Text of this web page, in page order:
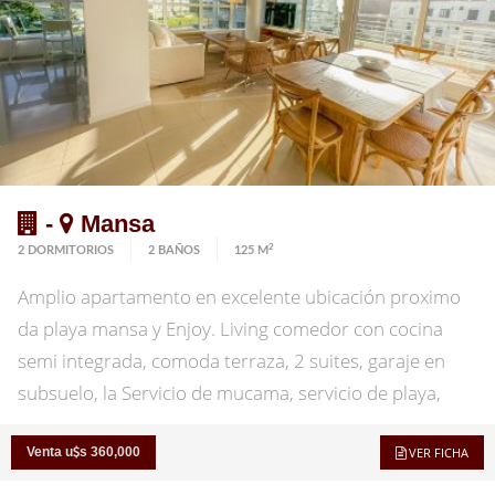
- Mansa
2 DORMITORIOS 2 BAÑOS 125 M 2
Amplio apartamento en excelente ubicación proximo
da playa mansa y Enjoy. Living comedor con cocina
semi integrada, comoda terraza, 2 suites, garaje en
subsuelo, la Servicio de mucama, servicio de playa,
Venta u s 360,000 VER FICHA